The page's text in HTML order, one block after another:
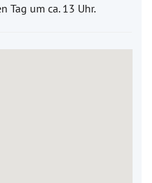
Tag um ca. 13 Uhr.